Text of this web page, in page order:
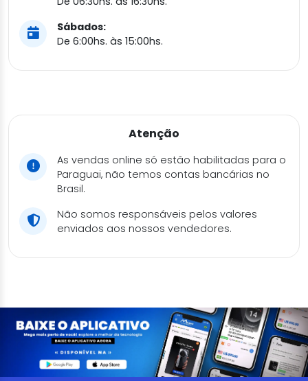
Sábados:
De 6:00hs. às 15:00hs.
Atenção
As vendas online só estão habilitadas para o
Paraguai, não temos contas bancárias no
Brasil.
Não somos responsáveis pelos valores
enviados aos nossos vendedores.